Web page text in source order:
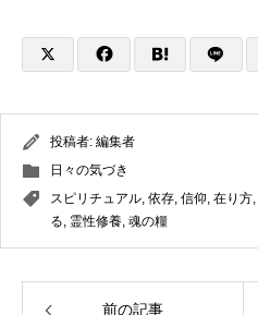
投稿者: 編集者
日々の気づき
スピリチュアル, 依存, 信仰, 在り方,
る, 霊性修養, 魂の糧
前の記事